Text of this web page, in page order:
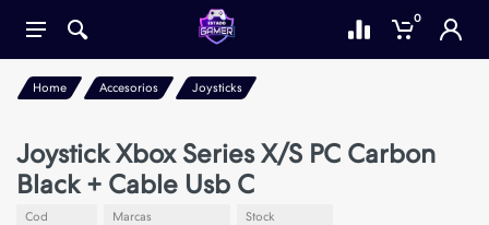
0
Home Accesorios Joysticks
Joystick Xbox Series X/S PC Carbon
Black + Cable Usb C
Cod Marcas Stock